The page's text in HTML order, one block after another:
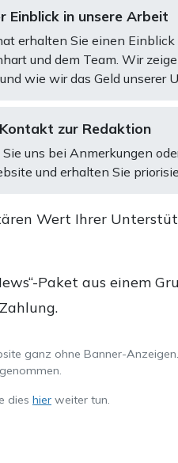
Einblick in unsere Arbeit
erhalten Sie einen
und dem Team. Wir
wie wir das Geld unserer
zur Redaktion
uns bei Anmerkungen
und erhalten Sie
Wert Ihrer
Paket aus einem
ganz ohne Banner-
dies hier weiter tun.